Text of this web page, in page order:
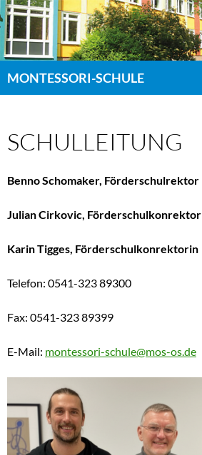
Zum
Inhalt
springen
MONTESSORI-SCHULE
SCHULLEITUNG
Benno Schomaker, Förderschulrektor
Julian Cirkovic, Förderschulkonrektor
Karin Tigges, Förderschulkonrektorin
Telefon: 0541-323 89300
Fax: 0541-323 89399
E-Mail: montessori-schule@mos-os.de